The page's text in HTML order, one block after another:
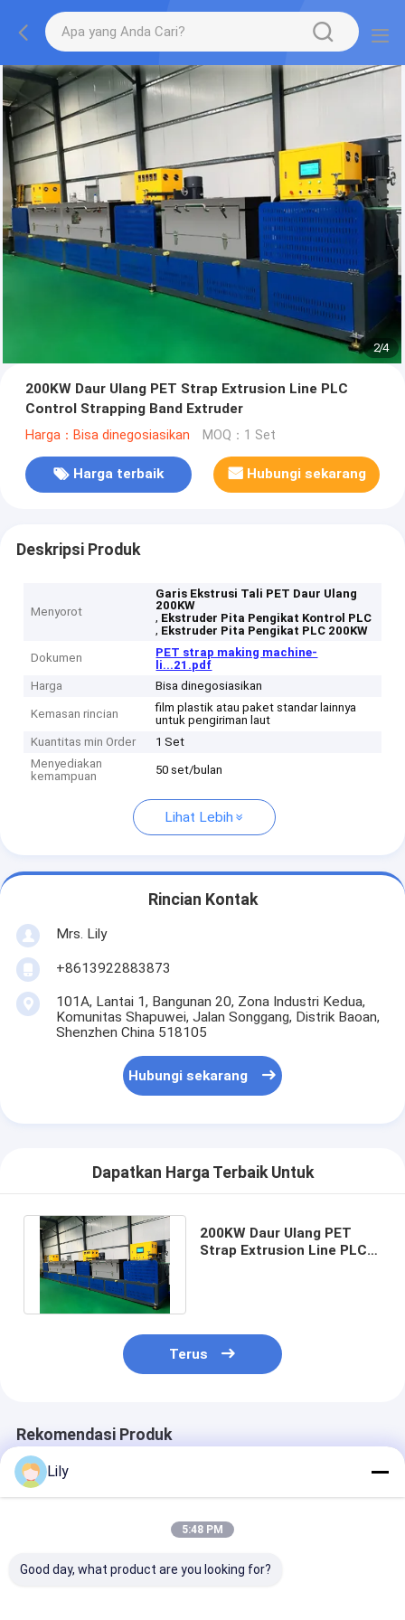
2/4
200KW Daur Ulang PET Strap Extrusion Line PLC
Control Strapping Band Extruder
Harga：Bisa dinegosiasikan MOQ：1 Set
Harga terbaik Hubungi sekarang
Deskripsi Produk
Menyorot
Garis Ekstrusi Tali PET Daur Ulang
200KW
, Ekstruder Pita Pengikat Kontrol PLC
, Ekstruder Pita Pengikat PLC 200KW
Dokumen
PET strap making machine-
li...21.pdf
Harga
Bisa dinegosiasikan
Kemasan rincian
film plastik atau paket standar lainnya
untuk pengiriman laut
Kuantitas min Order
1 Set
Menyediakan
kemampuan
50 set/bulan
Lihat Lebih
Rincian Kontak
Mrs. Lily
+8613922883873
101A, Lantai 1, Bangunan 20, Zona Industri Kedua,
Komunitas Shapuwei, Jalan Songgang, Distrik Baoan,
Shenzhen China 518105
Hubungi sekarang
Dapatkan Harga Terbaik Untuk
200KW Daur Ulang PET
Strap Extrusion Line PLC
Terus
Rekomendasi Produk
Lily
5:48 PM
Good day, what product are you looking for?